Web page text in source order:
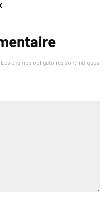
Les champs obligatoires sont indiqués